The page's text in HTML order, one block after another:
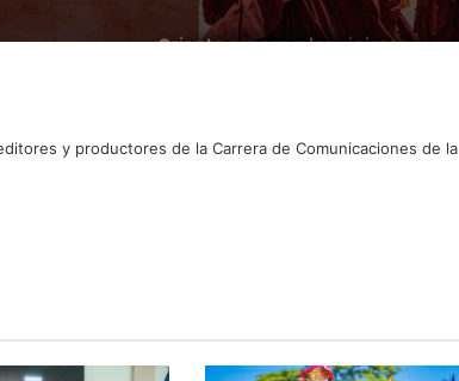
Suben los precios de los
Peregrinación Camino de San
Licenciatura en Turismo de la
y productores de la Carrera de Comunicaciones de la